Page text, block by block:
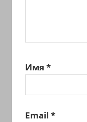
Имя *
Email *